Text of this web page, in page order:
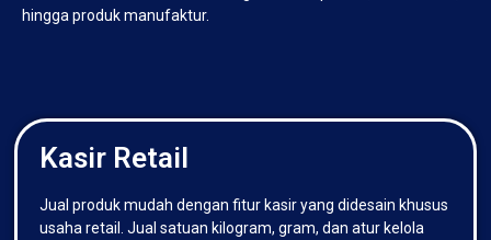
hingga produk manufaktur.
Kasir Retail
Jual produk mudah dengan fitur kasir yang didesain khusus
usaha retail. Jual satuan kilogram, gram, dan atur kelola